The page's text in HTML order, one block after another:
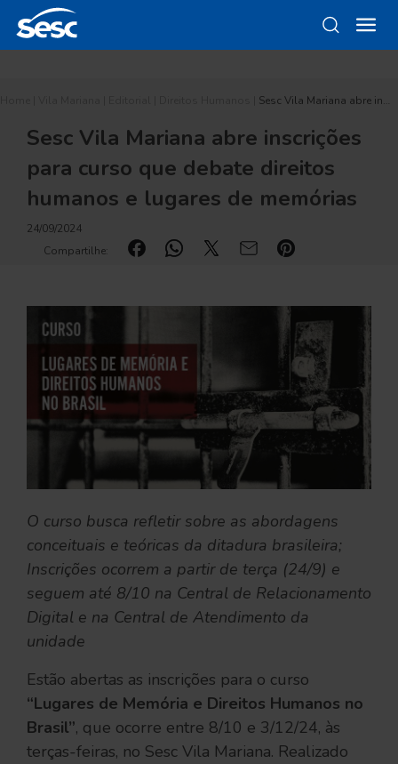
Sesc Vila Mariana abre in…
Sesc Vila Mariana abre inscrições
para curso que debate direitos
humanos e lugares de memórias
24/09/2024
Compartilhe:
O curso busca refletir sobre as abordagens
conceituais e teóricas da ditadura brasileira;
Inscrições ocorrem a partir de terça (24/9) e
seguem até 8/10 na Central de Relacionamento
Digital e na Central de Atendimento da
unidade
Estão abertas as inscrições para o curso
“Lugares de Memória e Direitos Humanos no
Brasil”, que ocorre entre 8/10 e 3/12/24, às
terças-feiras, no Sesc Vila Mariana. Realizado